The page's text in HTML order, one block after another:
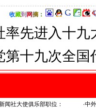
收藏到 网摘：
率先进入十九
第十九次全国
闻社大使俱乐部职位：
·中